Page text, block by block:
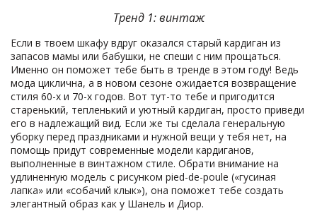
Тренд 1: винтаж
Если в твоем шкафу вдруг оказался старый кардиган из
запасов мамы или бабушки, не спеши с ним прощаться.
Именно он поможет тебе быть в тренде в этом году! Ведь
мода циклична, а в новом сезоне ожидается возвращение
стиля 60-х и 70-х годов. Вот тут-то тебе и пригодится
старенький, тепленький и уютный кардиган, просто приведи
его в надлежащий вид. Если же ты сделала генеральную
уборку перед праздниками и нужной вещи у тебя нет, на
помощь придут современные модели кардиганов,
выполненные в винтажном стиле. Обрати внимание на
удлиненную модель с рисунком pied-de-poule («гусиная
лапка» или «собачий клык»), она поможет тебе создать
элегантный образ как у Шанель и Диор.